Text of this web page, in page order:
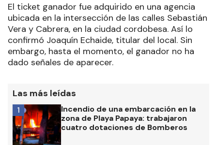
El ticket ganador fue adquirido en una agencia
ubicada en la intersección de las calles Sebastián
Vera y Cabrera, en la ciudad cordobesa. Así lo
confirmó Joaquín Echaide, titular del local. Sin
embargo, hasta el momento, el ganador no ha
dado señales de aparecer.
Las más leídas
Incendio de una embarcación en la
zona de Playa Papaya: trabajaron
cuatro dotaciones de Bomberos
1